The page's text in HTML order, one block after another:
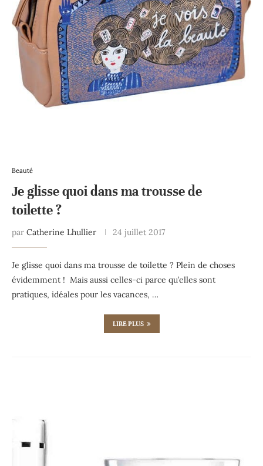
Beauté
Je glisse quoi dans ma trousse de
toilette ?
par Catherine Lhullier 24 juillet 2017
Je glisse quoi dans ma trousse de toilette ? Plein de choses
évidemment ! Mais aussi celles-ci parce qu’elles sont
pratiques, idéales pour les vacances, …
LIRE PLUS